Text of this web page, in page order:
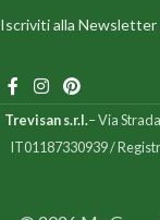
Iscriviti alla Newsletter
Trevisan s.r.l.– Via
IT01187330939 /